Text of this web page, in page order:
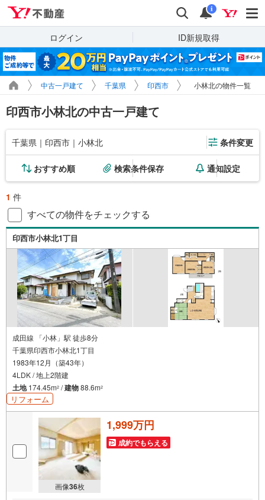
検索 通知
i
ログイン ID新規取得
中古一戸建て 千葉県 印西市 小林北の物件一覧
印西市小林北の中古一戸建て
千葉県｜印西市｜小林北 条件変更
おすすめ順 検索条件保存 通知設定
1 件
すべての物件をチェックする
印西市小林北1丁目
成田線 「小林」駅 徒歩8分
千葉県印西市小林北1丁目
1983年12月（築43年）
4LDK / 地上2階建
土地174.45m2 /建物88.6m2
リフォーム
画像36枚
1,999万円
成約でもらえる